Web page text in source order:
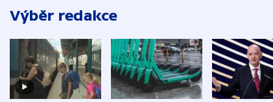
Výběr redakce